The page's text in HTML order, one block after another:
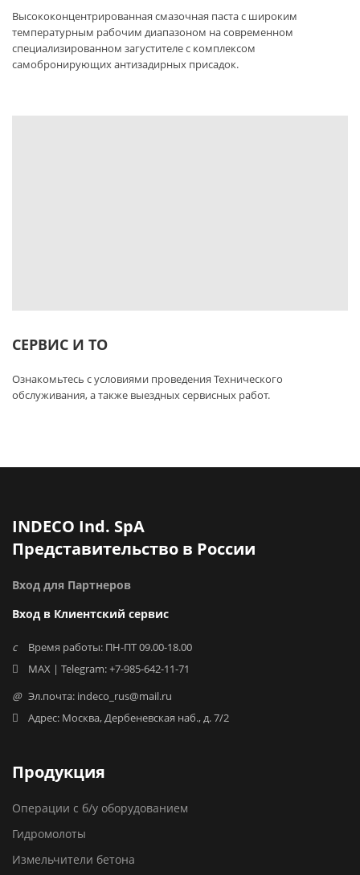
Высококонцентрированная смазочная паста с широким
температурным рабочим диапазоном на современном
специализированном загустителе с комплексом
самобронирующих антизадирных присадок.
СЕРВИС И ТО
Ознакомьтесь с условиями проведения Технического
обслуживания, а также выездных сервисных работ.
INDECO Ind. SpA
Представительство в России
Вход для Партнеров
Вход в Клиентский сервис
Время работы: ПН-ПТ 09.00-18.00
MAX | Telegram: +7-985-642-11-71
Эл.почта: indeco_rus@mail.ru
Адрес: Москва, Дербеневская наб., д. 7/2
Продукция
Операции с б/у оборудованием
Гидромолоты
Измельчители бетона